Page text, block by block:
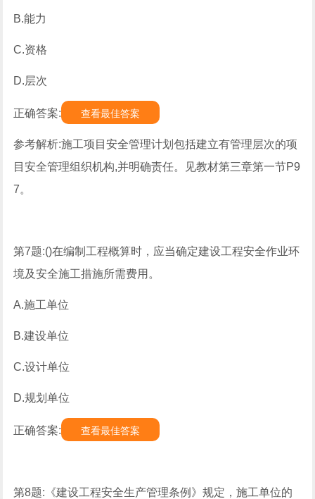
B.能力
C.资格
D.层次
正确答案: 查看最佳答案
参考解析:施工项目安全管理计划包括建立有管理层次的项
目安全管理组织机构,并明确责任。见教材第三章第一节P9
7。
第7题:()在编制工程概算时，应当确定建设工程安全作业环
境及安全施工措施所需费用。
A.施工单位
B.建设单位
C.设计单位
D.规划单位
正确答案: 查看最佳答案
第8题:《建设工程安全生产管理条例》规定，施工单位的